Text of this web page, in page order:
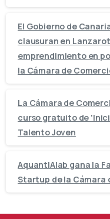
El Gobierno de
clausuran en
emprendimiento en
la Cámara de
La Cámara de
curso gratuito de
Talento Joven
AquantIAlab gana la
Startup de la Cámara